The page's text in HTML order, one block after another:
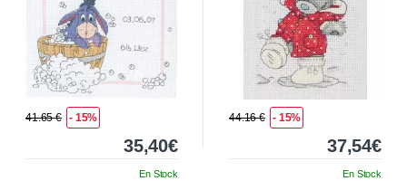
41.65 € - 15%
35,40€
En Stock
44.16 € - 15%
37,54€
En Stock